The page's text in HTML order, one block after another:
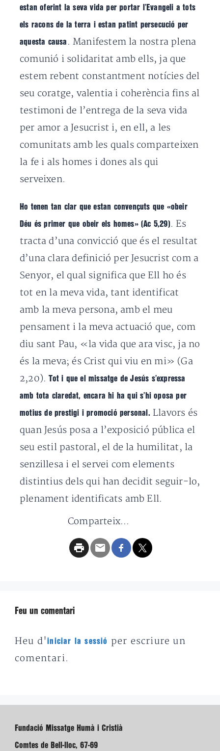
estan oferint la seva vida per portar l’Evangeli a tots
els racons de la terra i estan patint persecució per
aquesta causa . Manifestem la nostra plena
comunió i solidaritat amb ells, ja que
estem rebent constantment notícies del
seu coratge, valentia i coherència fins al
testimoni de l’entrega de la seva vida
per amor a Jesucrist i, en ell, a les
comunitats amb les quals comparteixen
la fe i als homes i dones als qui
serveixen.
Ho tenen tan clar que estan convençuts que «obeir
Déu és primer que obeir els homes» (Ac 5,29) . Es
tracta d’una convicció que és el resultat
d’una clara definició per Jesucrist com a
Senyor, el qual significa que Ell ho és
tot en la meva vida, tant identificat
amb la meva persona, amb el meu
pensament i la meva actuació que, com
diu sant Pau, «la vida que ara visc, ja no
és la meva; és Crist qui viu en mi» (Ga
2,20).Tot i que el missatge de Jesús s’expressa
amb tota claredat, encara hi ha qui s’hi oposa per
motius de prestigi i promoció personal. Llavors és
quan Jesús posa a l’exposició pública el
seu estil pastoral, el de la humilitat, la
senzillesa i el servei com elements
distintius dels qui han decidit seguir-lo,
plenament identificats amb Ell.
Comparteix...
Feu un comentari
Heu d'iniciar la sessió
per escriure un
comentari.
Fundació Missatge Humà i Cristià
Comtes de Bell-lloc, 67-69